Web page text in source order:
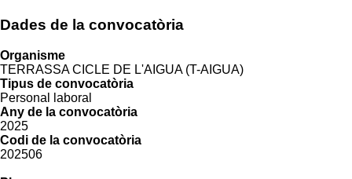
Dades de la convocatòria
Organisme
TERRASSA CICLE DE L'AIGUA (T-AIGUA)
Tipus de convocatòria
Personal laboral
Any de la convocatòria
2025
Codi de la convocatòria
202506